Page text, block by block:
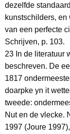
dezelfde
kunstschilders,
van een perfecte
Schrijven, p. 103.
23 In de literatuur
beschreven. De
1817
doarpke yn it
tweede:
Nut en de vlecke.
1997 (Joure